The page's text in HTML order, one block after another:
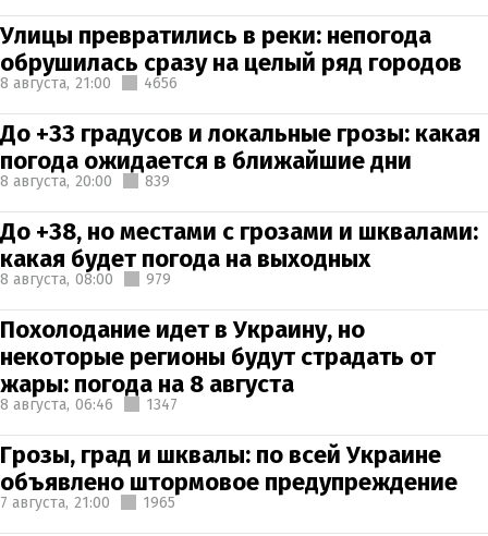
Улицы превратились в реки: непогода
обрушилась сразу на целый ряд городов
8 августа, 21:00 4656
До +33 градусов и локальные грозы: какая
погода ожидается в ближайшие дни
8 августа, 20:00 839
До +38, но местами с грозами и шквалами:
какая будет погода на выходных
8 августа, 08:00 979
Похолодание идет в Украину, но
некоторые регионы будут страдать от
жары: погода на 8 августа
8 августа, 06:46 1347
Грозы, град и шквалы: по всей Украине
объявлено штормовое предупреждение
7 августа, 21:00 1965